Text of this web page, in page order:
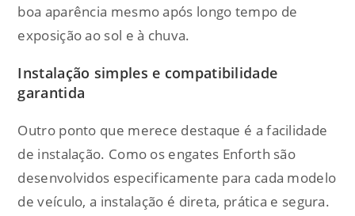
boa aparência mesmo após longo tempo de
exposição ao sol e à chuva.
Instalação simples e compatibilidade
garantida
Outro ponto que merece destaque é a facilidade
de instalação. Como os engates Enforth são
desenvolvidos especificamente para cada modelo
de veículo, a instalação é direta, prática e segura.